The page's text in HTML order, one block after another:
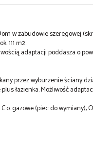
w zabudowie szeregowej
111 m2.
adaptacji poddasza o
przez wyburzenie ściany
łazienka. Możliwość
gazowe (piec do wymiany),